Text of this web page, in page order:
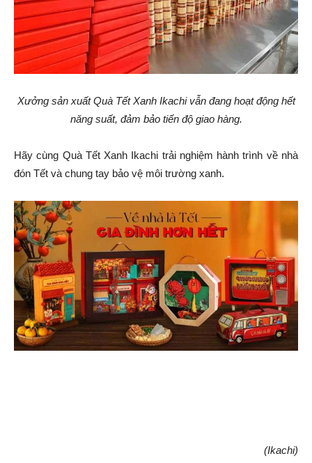
Xưởng sản xuất Quà Tết Xanh Ikachi vẫn đang hoạt động hết
năng suất, đảm bảo tiến độ giao hàng.
Hãy cùng Quà Tết Xanh Ikachi trải nghiệm hành trình về nhà
đón Tết và chung tay bảo vệ môi trường xanh.
(Ikachi)